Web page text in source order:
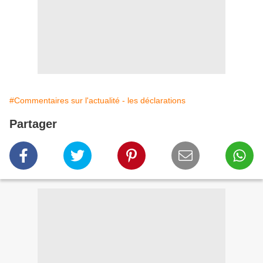
#Commentaires sur l'actualité - les déclarations
Partager